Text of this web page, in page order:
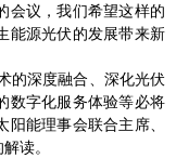
会议，我们希望这样的
能源光伏的发展带来新
的深度融合、深化光伏
数字化服务体验等必将
能理事会联合主席、
读。